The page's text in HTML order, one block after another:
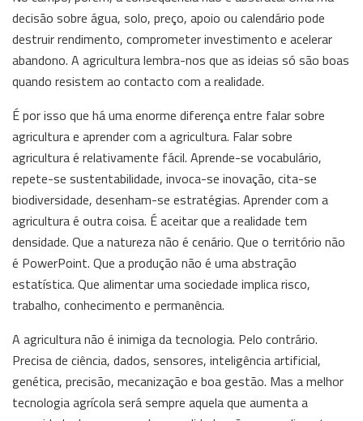
decisão sobre água, solo, preço, apoio ou calendário pode
destruir rendimento, comprometer investimento e acelerar
abandono. A agricultura lembra-nos que as ideias só são boas
quando resistem ao contacto com a realidade.
É por isso que há uma enorme diferença entre falar sobre
agricultura e aprender com a agricultura. Falar sobre
agricultura é relativamente fácil. Aprende-se vocabulário,
repete-se sustentabilidade, invoca-se inovação, cita-se
biodiversidade, desenham-se estratégias. Aprender com a
agricultura é outra coisa. É aceitar que a realidade tem
densidade. Que a natureza não é cenário. Que o território não
é PowerPoint. Que a produção não é uma abstração
estatística. Que alimentar uma sociedade implica risco,
trabalho, conhecimento e permanência.
A agricultura não é inimiga da tecnologia. Pelo contrário.
Precisa de ciência, dados, sensores, inteligência artificial,
genética, precisão, mecanização e boa gestão. Mas a melhor
tecnologia agrícola será sempre aquela que aumenta a